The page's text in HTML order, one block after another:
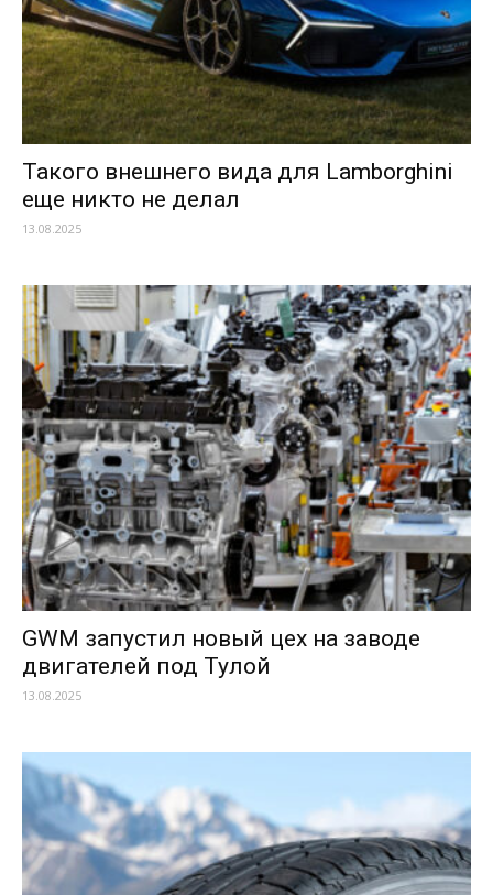
Такого внешнего вида для Lamborghini
еще никто не делал
13.08.2025
GWM запустил новый цех на заводе
двигателей под Тулой
13.08.2025